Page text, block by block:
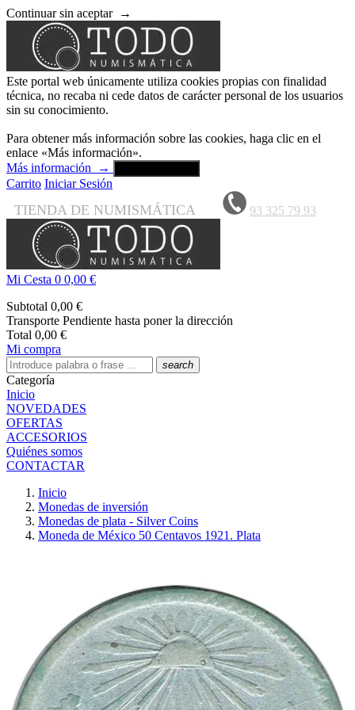
Continuar sin aceptar →
Este portal web únicamente utiliza cookies propias con finalidad
técnica, no recaba ni cede datos de carácter personal de los usuarios
sin su conocimiento.
Para obtener más información sobre las cookies, haga clic en el
enlace «Más información».
Más información
→
Carrito Iniciar Sesión
TIENDA DE NUMISMÁTICA 93 325 79 93
Mi Cesta 0 0,00 €
Subtotal 0,00 €
Transporte Pendiente hasta poner la dirección
Total 0,00 €
Mi compra
search
Categoría
Inicio
NOVEDADES
OFERTAS
ACCESORIOS
Quiénes somos
CONTACTAR
Inicio
Monedas de inversión
Monedas de plata - Silver Coins
Moneda de México 50 Centavos 1921. Plata